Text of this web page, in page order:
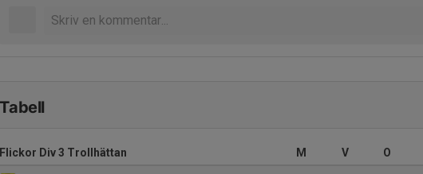
Tabell
Flickor Div 3 Trollhättan M V O